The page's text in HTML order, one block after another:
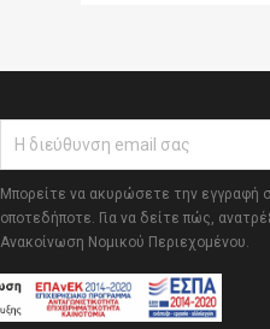
Μπορείτε να ακυρώσετε την εγγραφή
οποτεδήποτε. Για να δείτε πώς,
Ανακοίνωση Νομικού Περιεχομένου.